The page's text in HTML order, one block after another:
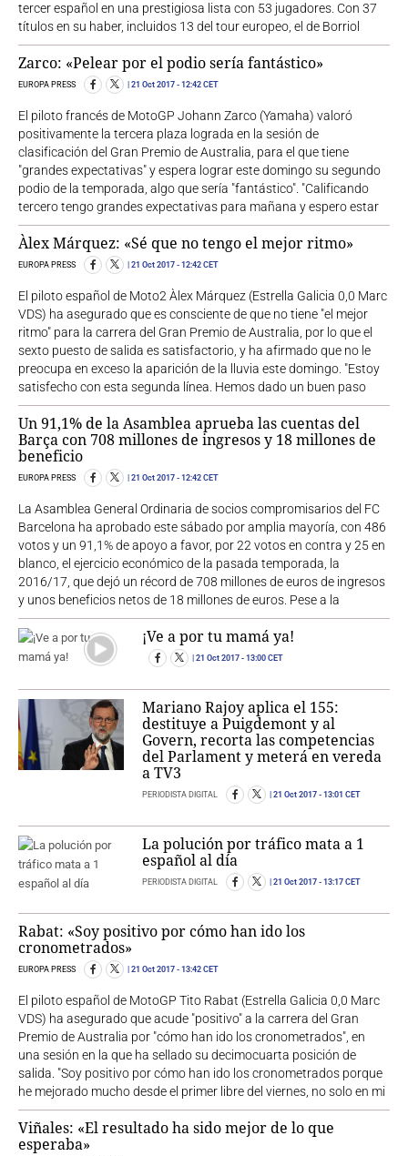
tercer español en una prestigiosa lista con 53 jugadores. Con 37
títulos en su haber, incluidos 13 del tour europeo, el de Borriol
Zarco: «Pelear por el podio sería fantástico»
EUROPA PRESS 21 Oct 2017 - 12:42 CET
El piloto francés de MotoGP Johann Zarco (Yamaha) valoró
positivamente la tercera plaza lograda en la sesión de
clasificación del Gran Premio de Australia, para el que tiene
"grandes expectativas" y espera lograr este domingo su segundo
podio de la temporada, algo que sería "fantástico". "Calificando
tercero tengo grandes expectativas para mañana y espero estar
Àlex Márquez: «Sé que no tengo el mejor ritmo»
EUROPA PRESS 21 Oct 2017 - 12:42 CET
El piloto español de Moto2 Àlex Márquez (Estrella Galicia 0,0 Marc
VDS) ha asegurado que es consciente de que no tiene "el mejor
ritmo" para la carrera del Gran Premio de Australia, por lo que el
sexto puesto de salida es satisfactorio, y ha afirmado que no le
preocupa en exceso la aparición de la lluvia este domingo. "Estoy
satisfecho con esta segunda línea. Hemos dado un buen paso
Un 91,1% de la Asamblea aprueba las cuentas del
Barça con 708 millones de ingresos y 18 millones de
beneficio
EUROPA PRESS 21 Oct 2017 - 12:42 CET
La Asamblea General Ordinaria de socios compromisarios del FC
Barcelona ha aprobado este sábado por amplia mayoría, con 486
votos y un 91,1% de apoyo a favor, por 22 votos en contra y 25 en
blanco, el ejercicio económico de la pasada temporada, la
2016/17, que dejó un récord de 708 millones de euros de ingresos
y unos beneficios netos de 18 millones de euros. Pese a la
¡Ve a por tu mamá ya!
21 Oct 2017 - 13:00 CET
Mariano Rajoy aplica el 155:
destituye a Puigdemont y al
Govern, recorta las competencias
del Parlament y meterá en vereda
a TV3
PERIODISTA DIGITAL 21 Oct 2017 - 13:01 CET
La polución por tráfico mata a 1
español al día
PERIODISTA DIGITAL 21 Oct 2017 - 13:17 CET
Rabat: «Soy positivo por cómo han ido los
cronometrados»
EUROPA PRESS 21 Oct 2017 - 13:42 CET
El piloto español de MotoGP Tito Rabat (Estrella Galicia 0,0 Marc
VDS) ha asegurado que acude "positivo" a la carrera del Gran
Premio de Australia por "cómo han ido los cronometrados", en
una sesión en la que ha sellado su decimocuarta posición de
salida. "Soy positivo por cómo han ido los cronometrados porque
he mejorado mucho desde el primer libre del viernes, no solo en mi
Viñales: «El resultado ha sido mejor de lo que
esperaba»